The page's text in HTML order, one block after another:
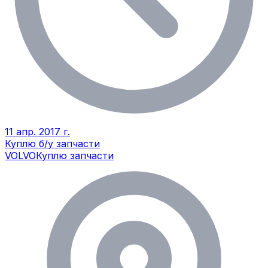
11 апр. 2017 г.
Куплю б/у запчасти
VOLVOКуплю запчасти